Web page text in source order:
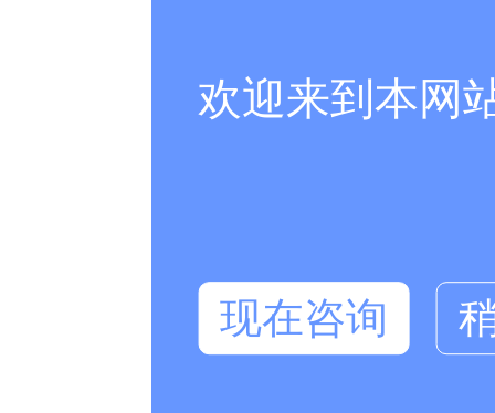
欢迎来到本网
现在咨询